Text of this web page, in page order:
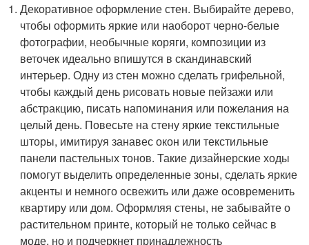
Декоративное оформление стен. Выбирайте дерево,
чтобы оформить яркие или наоборот черно-белые
фотографии, необычные коряги, композиции из
веточек идеально впишутся в скандинавский
интерьер. Одну из стен можно сделать грифельной,
чтобы каждый день рисовать новые пейзажи или
абстракцию, писать напоминания или пожелания на
целый день. Повесьте на стену яркие текстильные
шторы, имитируя занавес окон или текстильные
панели пастельных тонов. Такие дизайнерские ходы
помогут выделить определенные зоны, сделать яркие
акценты и немного освежить или даже осовременить
квартиру или дом. Оформляя стены, не забывайте о
растительном принте, который не только сейчас в
моде, но и подчеркнет принадлежность